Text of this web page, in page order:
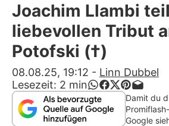
Stars
Filme & Serien
Lifestyle
Familie &
Promiflash
Joachim Llambi
liebevollen Tribut
Potofski (†)
08.08.25, 19:12 - Linn Dubbel
Lesezeit: 2 min
Damit du
Google